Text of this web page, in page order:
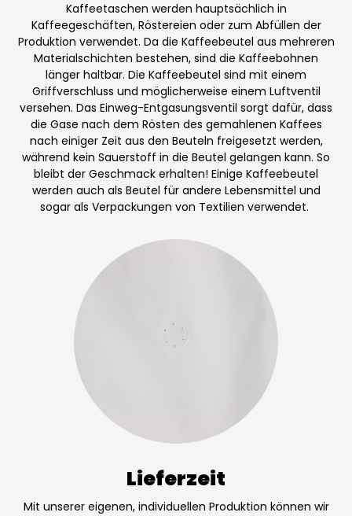
Kaffeetaschen werden hauptsächlich in
Kaffeegeschäften, Röstereien oder zum Abfüllen der
Produktion verwendet. Da die Kaffeebeutel aus mehreren
Materialschichten bestehen, sind die Kaffeebohnen
länger haltbar. Die Kaffeebeutel sind mit einem
Griffverschluss und möglicherweise einem Luftventil
versehen. Das Einweg-Entgasungsventil sorgt dafür, dass
die Gase nach dem Rösten des gemahlenen Kaffees
nach einiger Zeit aus den Beuteln freigesetzt werden,
während kein Sauerstoff in die Beutel gelangen kann. So
bleibt der Geschmack erhalten! Einige Kaffeebeutel
werden auch als Beutel für andere Lebensmittel und
sogar als Verpackungen von Textilien verwendet.
Lieferzeit
Mit unserer eigenen, individuellen Produktion können wir